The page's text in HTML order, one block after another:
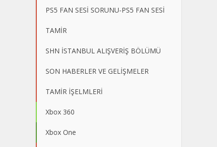
PS5 FAN SESİ SORUNU-PS5 FAN SESİ
TAMİR
SHN İSTANBUL ALIŞVERİŞ BÖLÜMÜ
SON HABERLER VE GELİŞMELER
TAMİR İŞELMLERİ
Xbox 360
Xbox One